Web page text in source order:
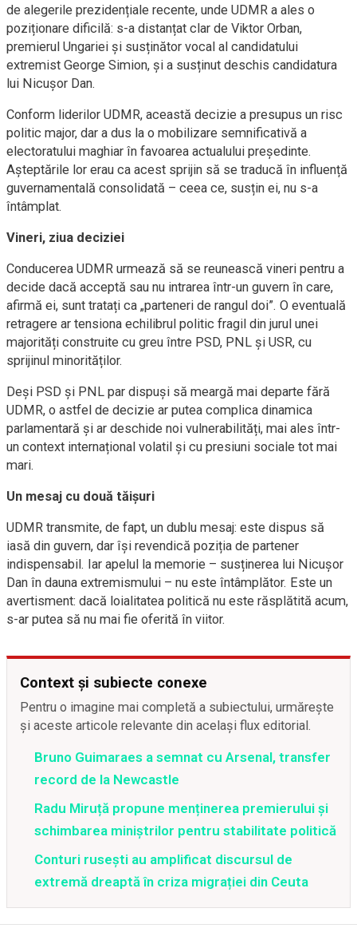
de alegerile prezidențiale recente, unde UDMR a ales o
poziționare dificilă: s-a distanțat clar de Viktor Orban,
premierul Ungariei și susținător vocal al candidatului
extremist George Simion, și a susținut deschis candidatura
lui Nicușor Dan.
Conform liderilor UDMR, această decizie a presupus un risc
politic major, dar a dus la o mobilizare semnificativă a
electoratului maghiar în favoarea actualului președinte.
Așteptările lor erau ca acest sprijin să se traducă în influență
guvernamentală consolidată – ceea ce, susțin ei, nu s-a
întâmplat.
Vineri, ziua deciziei
Conducerea UDMR urmează să se reunească vineri pentru a
decide dacă acceptă sau nu intrarea într-un guvern în care,
afirmă ei, sunt tratați ca „parteneri de rangul doi”. O eventuală
retragere ar tensiona echilibrul politic fragil din jurul unei
majorități construite cu greu între PSD, PNL și USR, cu
sprijinul minorităților.
Deși PSD și PNL par dispuși să meargă mai departe fără
UDMR, o astfel de decizie ar putea complica dinamica
parlamentară și ar deschide noi vulnerabilități, mai ales într-
un context internațional volatil și cu presiuni sociale tot mai
mari.
Un mesaj cu două tăișuri
UDMR transmite, de fapt, un dublu mesaj: este dispus să
iasă din guvern, dar își revendică poziția de partener
indispensabil. Iar apelul la memorie – susținerea lui Nicușor
Dan în dauna extremismului – nu este întâmplător. Este un
avertisment: dacă loialitatea politică nu este răsplătită acum,
s-ar putea să nu mai fie oferită în viitor.
Context și subiecte conexe
Pentru o imagine mai completă a subiectului, urmărește
și aceste articole relevante din același flux editorial.
Bruno Guimaraes a semnat cu Arsenal, transfer
record de la Newcastle
Radu Miruță propune menținerea premierului și
schimbarea miniștrilor pentru stabilitate politică
Conturi rusești au amplificat discursul de
extremă dreaptă în criza migrației din Ceuta